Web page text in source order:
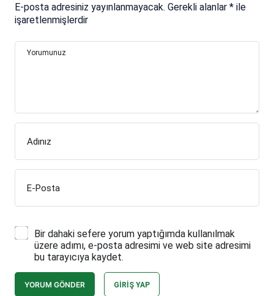
E-posta adresiniz yayınlanmayacak. Gerekli alanlar * ile
işaretlenmişlerdir
Yorumunuz
Adınız
E-Posta
Bir dahaki sefere yorum yaptığımda kullanılmak
üzere adımı, e-posta adresimi ve web site adresimi
bu tarayıcıya kaydet.
YORUM GÖNDER GIRIŞ YAP